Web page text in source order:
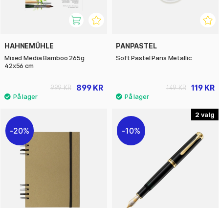
HAHNEMÜHLE
Mixed Media Bamboo 265g
42x56 cm
899 KR
999 KR
PANPASTEL
Soft Pastel Pans Metallic
119 KR
149 KR
20%
2
10%